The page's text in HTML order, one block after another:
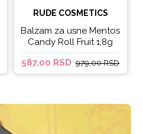
RUDE COSMETICS
Balzam za usne Mentos
Candy Roll Fruit 1,8g
587,00 RSD 979,00 RSD